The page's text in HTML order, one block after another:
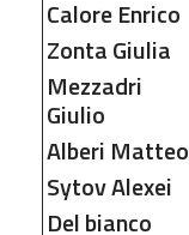
CaloreEnrico
ZontaGiulia
Mezzadri
Giulio
Alberi Matteo
SytovAlexei
Del bianco